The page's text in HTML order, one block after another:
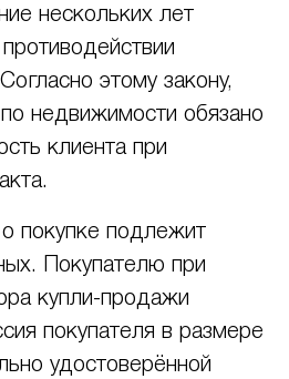
нескольких лет
этому закону,
недвижимости обязано
клиента при
покупке подлежит
Покупателю при
купли-продажи
покупателя в размере
удостоверённой